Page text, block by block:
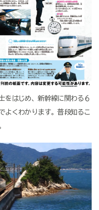
をはじめ、新幹線に関わる６
よくわかります。普段知るこ